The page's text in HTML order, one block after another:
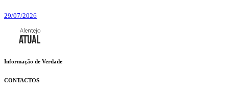
29/07/2026
Informação de Verdade
CONTACTOS